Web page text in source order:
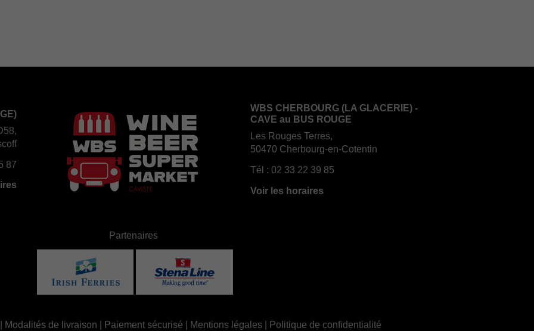
87
WBS CHERBOURG (LA GLACERIE) -
CAVE au BUS ROUGE
Les Rouges Terres,
50470 Cherbourg-en-Cotentin
Tél : 02 33 22 39 85
Voir les horaires
Partenaires
Modalités de livraison Paiement sécurisé Mentions légales| Politique de confidentialité